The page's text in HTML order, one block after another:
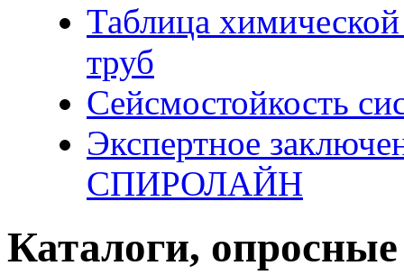
Таблица
труб
Сейсмостойкость
Экспертное
СПИРОЛАЙН
Каталоги,